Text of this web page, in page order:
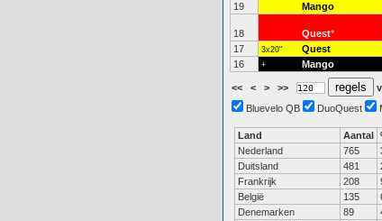
19 Mango
18 Quest*
17
3x20" Quest
16
+ Mango
<< < > >>
Bluevelo QB
DuoQuest
Land Aantal
Nederland
765
Duitsland
481
Frankrijk
208
België
135
Denemarken
89